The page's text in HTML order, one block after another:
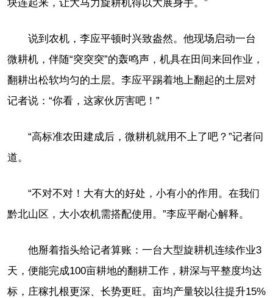
块连起来，让大马力旋耕机得以大展身手。”
说到农机，李应平顿时兴致盎然。他现场启动一台
微耕机，伴随“突突突”的轰鸣声，机具在田间来回作业，
翻耕出松软均匀的土层。李应平踢着地上翻起的土层对
记者说：“你看，这家伙厉害吧！”
“高标准农田建成后，微耕机就用不上了吧？”记者问
道。
“不对不对！大有大的好处，小有小的作用。在我们
黔北山区，大小农机需搭配使用。”李应平耐心解释。
他掰着指头给记者算账：一台大型旋耕机连续作业3
天，便能完成100亩耕地的翻耕工作，耕深与平整度均达
标，庄稼扎根更深、长势更旺。亩均产量较以往提升15%